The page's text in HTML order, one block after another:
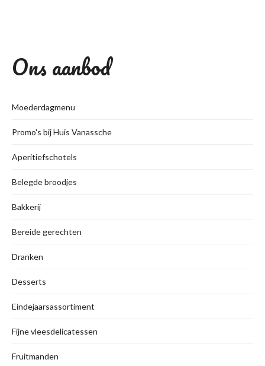
Ons aanbod
Moederdagmenu
Promo's bij Huis Vanassche
Aperitiefschotels
Belegde broodjes
Bakkerij
Bereide gerechten
Dranken
Desserts
Eindejaarsassortiment
Fijne vleesdelicatessen
Fruitmanden